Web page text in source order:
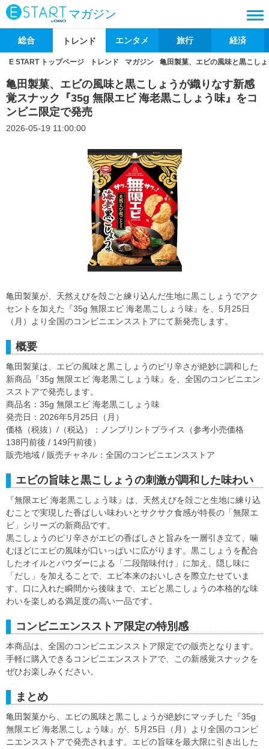
マガジン
総合 トレンド エンタメ 旅行 経済
E START トップページ トレンド マガジン 亀田製菓、エビの風味と黒こし
亀田製菓、エビの風味と黒こしょうが織りなす新感
覚スナック『35g 無限エビ 海老黒こしょう味』をコ
ンビニ限定で発売
2026-05-19 11:00:00
亀田製菓が、天然えびを殻ごと練り込んだ生地に黒こしょうでアク
セントを加えた『35g 無限エビ 海老黒こしょう味』を、5月25日
（月）より全国のコンビニエンスストアにて新発売します。
概要
亀田製菓は、エビの風味と黒こしょうのピリ辛さが絶妙に調和した
新商品『35g 無限エビ 海老黒こしょう味』を、全国のコンビニエン
スストアで発売します。
商品名：35g 無限エビ 海老黒こしょう味
発売日：2026年5月25日（月）
価格（税抜）/（税込）：ノンプリントプライス（参考小売価格
138円前後 / 149円前後）
販売地域 / 販売チャネル：全国のコンビニエンスストア
エビの旨味と黒こしょうの刺激が調和した味わい
『無限エビ 海老黒こしょう味』は、天然えびを殻ごと生地に練り込
むことで実現した香ばしい味わいとサクサク食感が特長の「無限エ
ビ」シリーズの新商品です。
黒こしょうのピリ辛さがエビの香ばしさと旨みを一層引き立て、噛
むほどにエビの風味が口いっぱいに広がります。黒こしょうを配合
したオイルとパウダーによる「二段階味付け」に加え、隠し味に
「だし」を加えることで、エビ本来のおいしさを際立たせていま
す。口に入れた瞬間から後味まで、エビと黒こしょうの本格的な味
わいを楽しめる満足度の高い一品です。
コンビニエンスストア限定の特別感
本商品は、全国のコンビニエンスストア限定での販売となります。
手軽に購入できるコンビニエンスストアで、この新感覚スナックを
ぜひお楽しみください。
まとめ
亀田製菓から、エビの風味と黒こしょうが絶妙にマッチした『35g
無限エビ 海老黒こしょう味』が、5月25日（月）より全国のコンビ
ニエンスストアで発売されます。エビの旨味を最大限に引き出した